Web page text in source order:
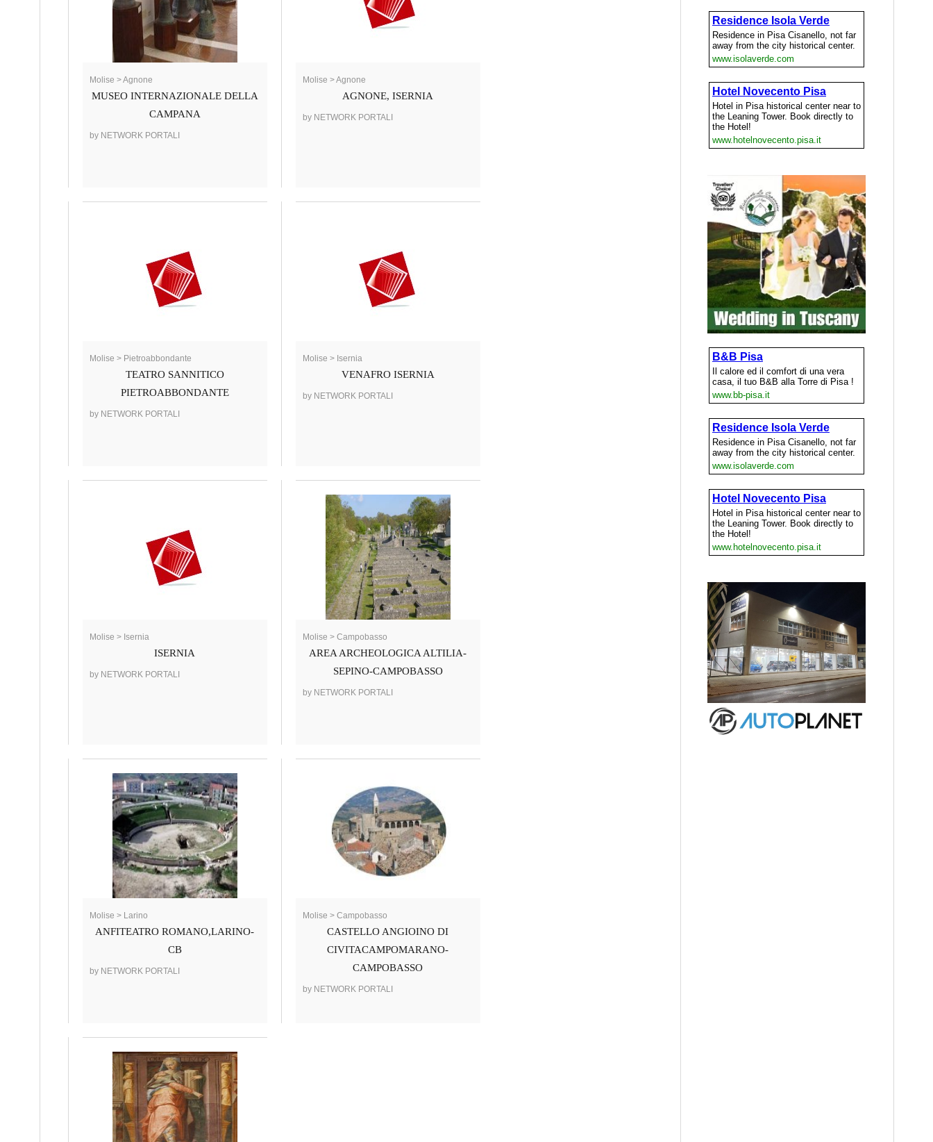
Molise > Agnone
MUSEO INTERNAZIONALE DELLA
CAMPANA
by NETWORK PORTALI
Molise > Agnone
AGNONE, ISERNIA
by NETWORK PORTALI
Molise > Pietroabbondante
TEATRO SANNITICO
PIETROABBONDANTE
by NETWORK PORTALI
Molise > Isernia
VENAFRO ISERNIA
by NETWORK PORTALI
Molise > Isernia
ISERNIA
by NETWORK PORTALI
Molise > Campobasso
AREA ARCHEOLOGICA ALTILIA-
SEPINO-CAMPOBASSO
by NETWORK PORTALI
Molise > Larino
ANFITEATRO ROMANO,LARINO-
CB
by NETWORK PORTALI
Molise > Campobasso
CASTELLO ANGIOINO DI
CIVITACAMPOMARANO-
CAMPOBASSO
by NETWORK PORTALI